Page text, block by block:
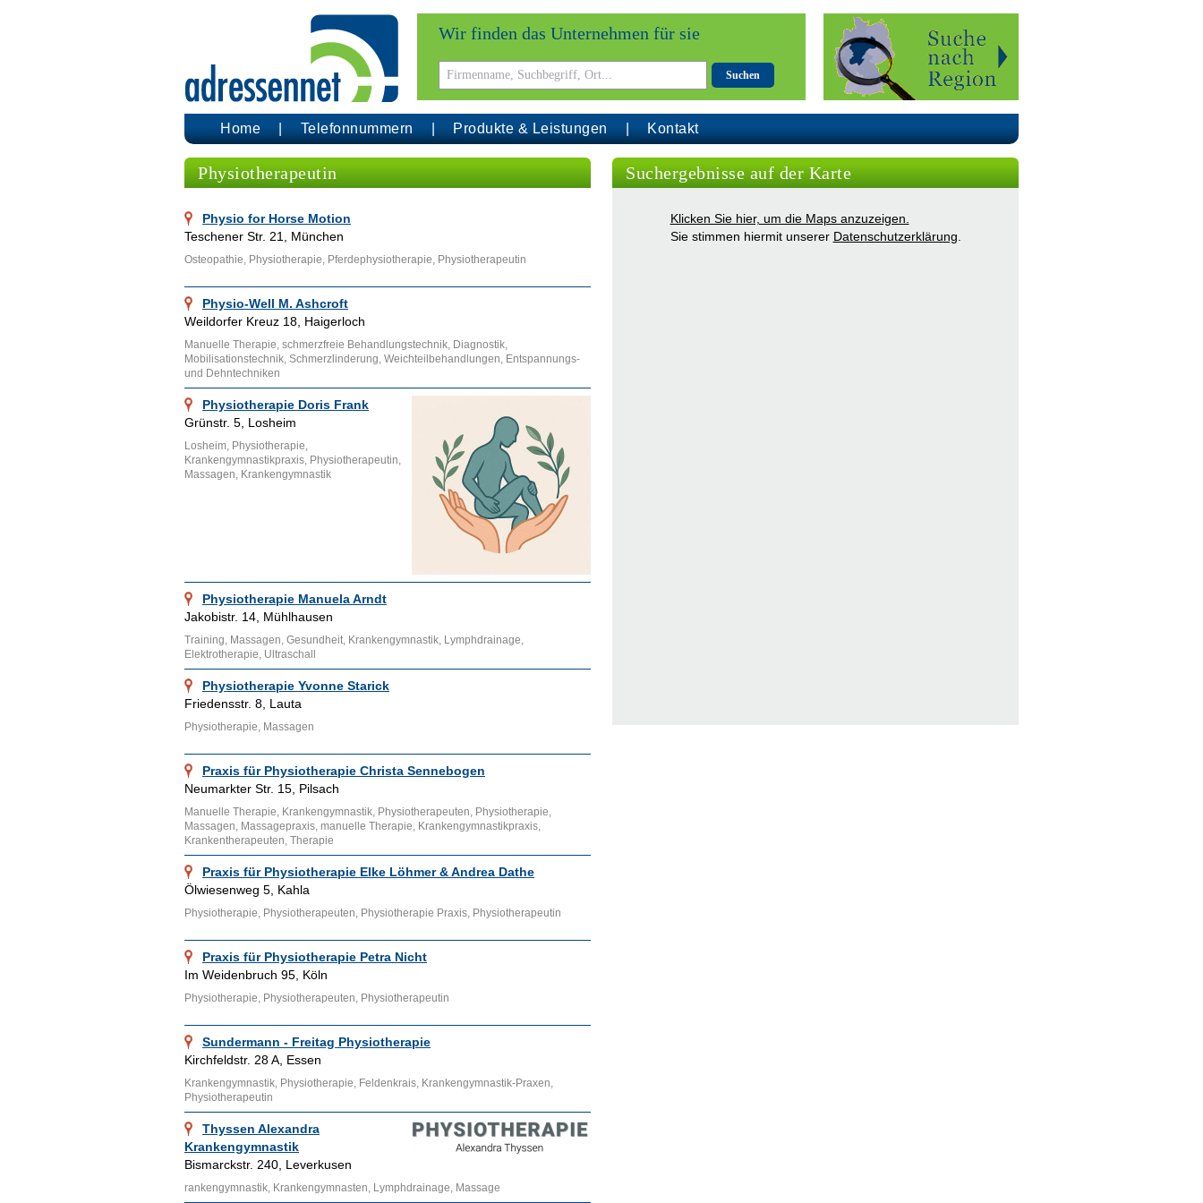
Wir finden das Unternehmen für sie
Suchen
Home Telefonnummern Produkte & Leistungen Kontakt
Physiotherapeutin
Physio for Horse Motion
Teschener Str. 21, München
Osteopathie, Physiotherapie, Pferdephysiotherapie, Physiotherapeutin
Physio-Well M. Ashcroft
Weildorfer Kreuz 18, Haigerloch
Manuelle Therapie, schmerzfreie Behandlungstechnik, Diagnostik,
Mobilisationstechnik, Schmerzlinderung, Weichteilbehandlungen, Entspannungs-
und Dehntechniken
Physiotherapie Doris Frank
Grünstr. 5, Losheim
Losheim, Physiotherapie,
Krankengymnastikpraxis, Physiotherapeutin,
Massagen, Krankengymnastik
Physiotherapie Manuela Arndt
Jakobistr. 14, Mühlhausen
Training, Massagen, Gesundheit, Krankengymnastik, Lymphdrainage,
Elektrotherapie, Ultraschall
Physiotherapie Yvonne Starick
Friedensstr. 8, Lauta
Physiotherapie, Massagen
Praxis für Physiotherapie Christa Sennebogen
Neumarkter Str. 15, Pilsach
Manuelle Therapie, Krankengymnastik, Physiotherapeuten, Physiotherapie,
Massagen, Massagepraxis, manuelle Therapie, Krankengymnastikpraxis,
Krankentherapeuten, Therapie
Praxis für Physiotherapie Elke Löhmer & Andrea Dathe
Ölwiesenweg 5, Kahla
Physiotherapie, Physiotherapeuten, Physiotherapie Praxis, Physiotherapeutin
Praxis für Physiotherapie Petra Nicht
Im Weidenbruch 95, Köln
Physiotherapie, Physiotherapeuten, Physiotherapeutin
Sundermann - Freitag Physiotherapie
Kirchfeldstr. 28 A, Essen
Krankengymnastik, Physiotherapie, Feldenkrais, Krankengymnastik-Praxen,
Physiotherapeutin
Thyssen Alexandra
Krankengymnastik
Bismarckstr. 240, Leverkusen
rankengymnastik, Krankengymnasten, Lymphdrainage, Massage
Suchergebnisse auf der Karte
Klicken Sie hier, um die Maps anzuzeigen.
Sie stimmen hiermit unserer Datenschutzerklärung